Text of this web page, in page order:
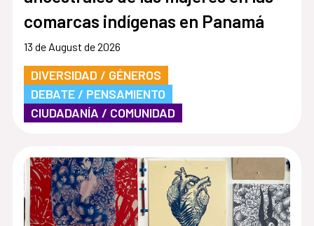
comarcas indígenas en Panamá
13 de August de 2026
DIVERSIDAD / GÉNEROS
DEBATE / PENSAMIENTO
CIUDADANÍA / COMUNIDAD